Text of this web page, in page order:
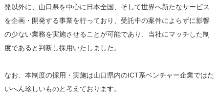
発以外に、山口県を中心に日本全国、そして世界へ新たなサービス
を企画・開発する事業を行っており、受託中の案件によらずに影響
の少ない業務を実施させることが可能であり、当社にマッチした制
度であると判断し採用いたしました。
なお、本制度の採用・実施は山口県内のICT系ベンチャー企業ではた
いへん珍しいものと考えております。